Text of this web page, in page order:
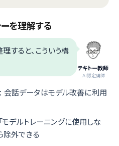
を理解する
テキトー教師
.AI認定講師
すると、こういう構
: 会話データはモデル改善に利用
モデルトレーニングに使用しな
除外できる